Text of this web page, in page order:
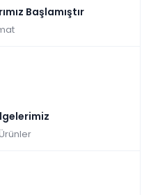
Başlamıştır